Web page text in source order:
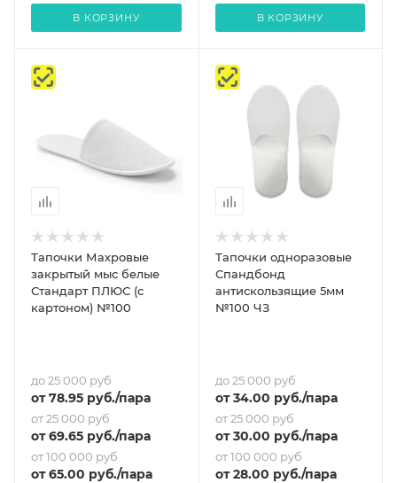
В КОРЗИНУ В КОРЗИНУ
Тапочки Махровые
закрытый мыс белые
Стандарт ПЛЮС (с
картоном) №100
до 25 000 руб
от78.95 руб./пара
от 25 000 руб
от69.65 руб./пара
от 100 000 руб
от65.00 руб./пара
Тапочки одноразовые
Спандбонд
антискользящие 5мм
№100 ЧЗ
до 25 000 руб
от34.00 руб./пара
от 25 000 руб
от30.00 руб./пара
от 100 000 руб
от28.00 руб./пара